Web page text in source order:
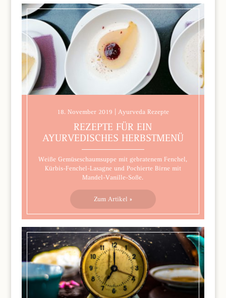
18. November 2019 | Ayurveda Rezepte
REZEPTE FÜR EIN
AYURVEDISCHES HERBSTMENÜ
Weiße Gemüseschaumsuppe mit gebratenem Fenchel,
Kürbis-Fenchel-Lasagne und Pochierte Birne mit
Mandel-Vanille-Soße.
Zum Artikel »